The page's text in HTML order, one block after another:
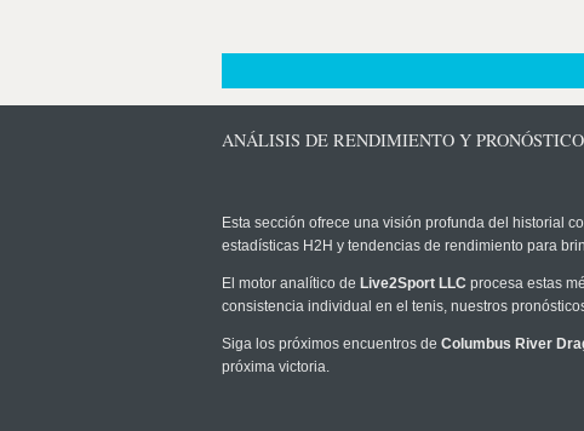
ANÁLISIS DE RENDIMIENTO Y
Esta sección ofrece una visión profunda del historial
estadísticas H2H y tendencias de rendimiento para
El motor analítico de Live2Sport LLC procesa estas
consistencia individual en el tenis, nuestros
Siga los próximos encuentros de Columbus River
próxima victoria.